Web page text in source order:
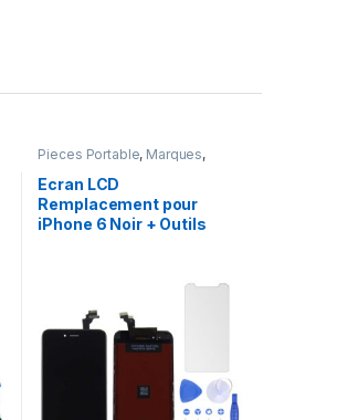
Pieces Portable, Marques,
Ecran LCD
Remplacement pour
iPhone 6 Noir + Outils